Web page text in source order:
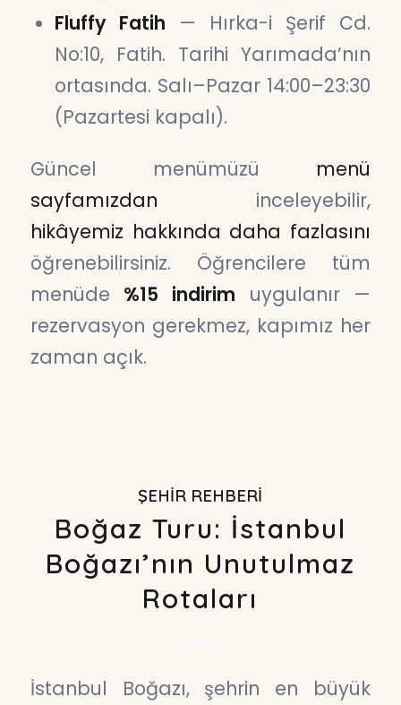
Fluffy Fatih — Hırka-i Şerif Cd.
No:10, Fatih. Tarihi Yarımada’nın
ortasında. Salı–Pazar 14:00–23:30
(Pazartesi kapalı).
Güncel menümüzü menü
sayfamızdan inceleyebilir,
hikâyemiz hakkında daha fazlasını
öğrenebilirsiniz. Öğrencilere tüm
menüde %15 indirim uygulanır —
rezervasyon gerekmez, kapımız her
zaman açık.
ŞEHIR REHBERI
Boğaz Turu: İstanbul
Boğazı’nın Unutulmaz
Rotaları
İstanbul Boğazı, şehrin en büyük